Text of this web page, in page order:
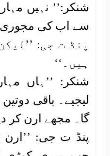
شنکر:’’ نہیں
سے اب کی مجوری
پنڈ ت جی:
ہیں۔‘‘
شنکر: ’’ہاں
لیجیے۔ باقی
گا۔ مجھے ارن کر
پنڈ ت جی: ’’ارن